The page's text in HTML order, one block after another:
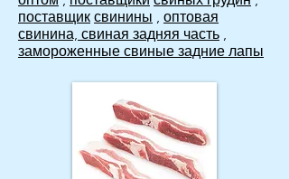
поставщик свинины , оптовая
свинина, свиная задняя часть ,
замороженные свиные задние лапы